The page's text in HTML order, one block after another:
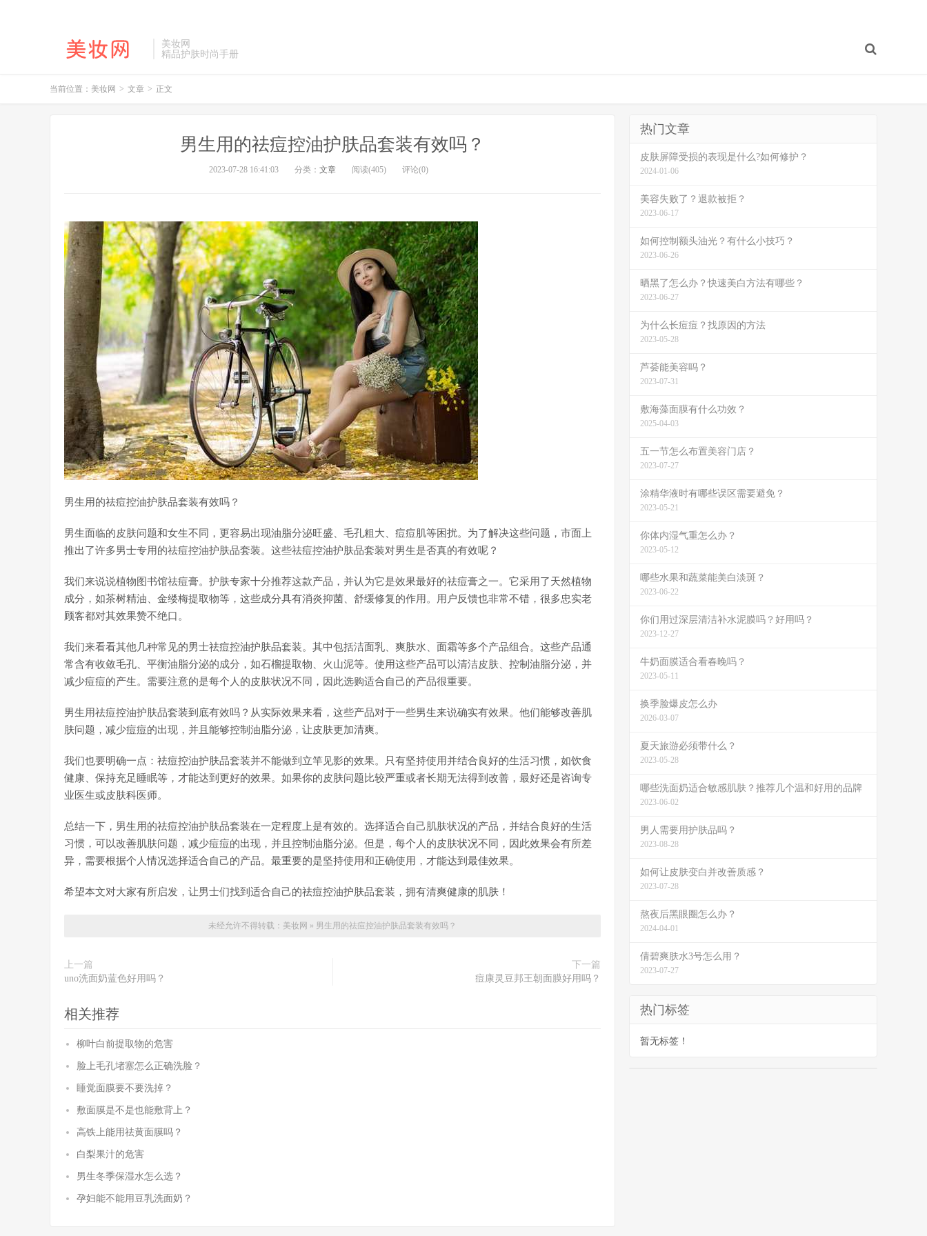
美妆网
精品护肤时尚手册
当前位置： 美妆网 > 文章 > 正文
男生用的祛痘控油护肤品套装有效吗？
2023-07-28 16:41:03 分类： 文章 阅读(405) 评论(0)
男生用的祛痘控油护肤品套装有效吗？
男生面临的皮肤问题和女生不同，更容易出现油脂分泌旺盛、毛孔粗大、痘痘肌等困扰。为了解决这些问题，市面上
推出了许多男士专用的祛痘控油护肤品套装。这些祛痘控油护肤品套装对男生是否真的有效呢？
我们来说说植物图书馆祛痘膏。护肤专家十分推荐这款产品，并认为它是效果最好的祛痘膏之一。它采用了天然植物
成分，如茶树精油、金缕梅提取物等，这些成分具有消炎抑菌、舒缓修复的作用。用户反馈也非常不错，很多忠实老
顾客都对其效果赞不绝口。
我们来看看其他几种常见的男士祛痘控油护肤品套装。其中包括洁面乳、爽肤水、面霜等多个产品组合。这些产品通
常含有收敛毛孔、平衡油脂分泌的成分，如石榴提取物、火山泥等。使用这些产品可以清洁皮肤、控制油脂分泌，并
减少痘痘的产生。需要注意的是每个人的皮肤状况不同，因此选购适合自己的产品很重要。
男生用祛痘控油护肤品套装到底有效吗？从实际效果来看，这些产品对于一些男生来说确实有效果。他们能够改善肌
肤问题，减少痘痘的出现，并且能够控制油脂分泌，让皮肤更加清爽。
我们也要明确一点：祛痘控油护肤品套装并不能做到立竿见影的效果。只有坚持使用并结合良好的生活习惯，如饮食
健康、保持充足睡眠等，才能达到更好的效果。如果你的皮肤问题比较严重或者长期无法得到改善，最好还是咨询专
业医生或皮肤科医师。
总结一下，男生用的祛痘控油护肤品套装在一定程度上是有效的。选择适合自己肌肤状况的产品，并结合良好的生活
习惯，可以改善肌肤问题，减少痘痘的出现，并且控制油脂分泌。但是，每个人的皮肤状况不同，因此效果会有所差
异，需要根据个人情况选择适合自己的产品。最重要的是坚持使用和正确使用，才能达到最佳效果。
希望本文对大家有所启发，让男士们找到适合自己的祛痘控油护肤品套装，拥有清爽健康的肌肤！
未经允许不得转载： 美妆网 » 男生用的祛痘控油护肤品套装有效吗？
上一篇
uno洗面奶蓝色好用吗？
下一篇
痘康灵豆邦王朝面膜好用吗？
相关推荐
柳叶白前提取物的危害
脸上毛孔堵塞怎么正确洗脸？
睡觉面膜要不要洗掉？
敷面膜是不是也能敷背上？
高铁上能用祛黄面膜吗？
白梨果汁的危害
男生冬季保湿水怎么选？
孕妇能不能用豆乳洗面奶？
热门文章
皮肤屏障受损的表现是什么?如何修护？
2024-01-06
美容失败了？退款被拒？
2023-06-17
如何控制额头油光？有什么小技巧？
2023-06-26
晒黑了怎么办？快速美白方法有哪些？
2023-06-27
为什么长痘痘？找原因的方法
2023-05-28
芦荟能美容吗？
2023-07-31
敷海藻面膜有什么功效？
2025-04-03
五一节怎么布置美容门店？
2023-07-27
涂精华液时有哪些误区需要避免？
2023-05-21
你体内湿气重怎么办？
2023-05-12
哪些水果和蔬菜能美白淡斑？
2023-06-22
你们用过深层清洁补水泥膜吗？好用吗？
2023-12-27
牛奶面膜适合看春晚吗？
2023-05-11
换季脸爆皮怎么办
2026-03-07
夏天旅游必须带什么？
2023-05-28
哪些洗面奶适合敏感肌肤？推荐几个温和好用的品牌
2023-06-02
男人需要用护肤品吗？
2023-08-28
如何让皮肤变白并改善质感？
2023-07-28
熬夜后黑眼圈怎么办？
2024-04-01
倩碧爽肤水3号怎么用？
2023-07-27
热门标签
暂无标签！